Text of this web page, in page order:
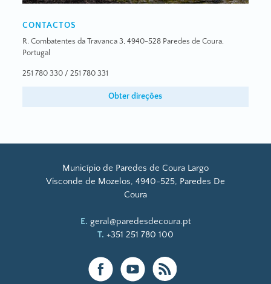
CONTACTOS
R. Combatentes da Travanca 3, 4940-528 Paredes de Coura,
Portugal
251 780 330 /251 780 331
Obter direções
Município de Paredes de Coura Largo
Visconde de Mozelos, 4940-525, Paredes De
Coura
E. geral@paredesdecoura.pt
T. +351 251 780 100